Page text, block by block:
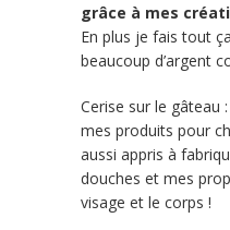
grâce à mes
En plus je fais tout
beaucoup d’argent
Cerise sur le gâteau
mes produits pour
aussi appris à
douches et mes
visage et le corps !